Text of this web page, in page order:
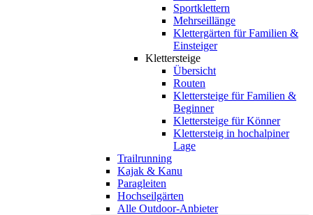
Sportklettern
Mehrseillänge
Klettergärten für Familien &
Einsteiger
Klettersteige
Übersicht
Routen
Klettersteige für Familien &
Beginner
Klettersteige für Könner
Klettersteig in hochalpiner
Lage
Trailrunning
Kajak & Kanu
Paragleiten
Hochseilgärten
Alle Outdoor-Anbieter